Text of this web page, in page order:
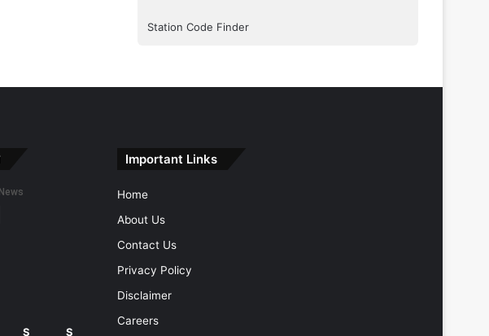
Station Code Finder
S S
Important Links
Home
About Us
Contact Us
Privacy Policy
Disclaimer
Careers